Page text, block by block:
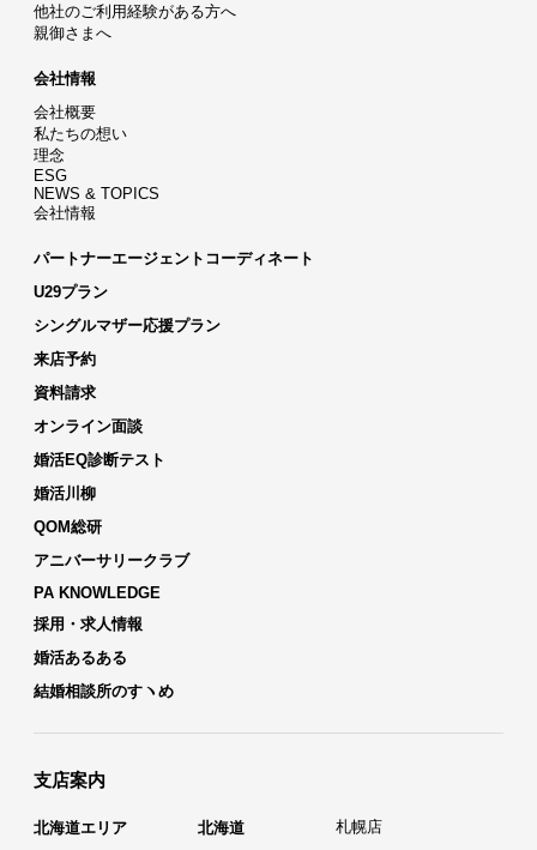
他社のご利用経験がある方へ
親御さまへ
会社情報
会社概要
私たちの想い
理念
ESG
NEWS & TOPICS
会社情報
パートナーエージェントコーディネート
U29プラン
シングルマザー応援プラン
来店予約
資料請求
オンライン面談
婚活EQ診断テスト
婚活川柳
QOM総研
アニバーサリークラブ
PA KNOWLEDGE
採用・求人情報
婚活あるある
結婚相談所のすヽめ
支店案内
北海道エリア 北海道
札幌店